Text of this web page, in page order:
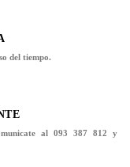
del tiempo.
al 093 387 812 y